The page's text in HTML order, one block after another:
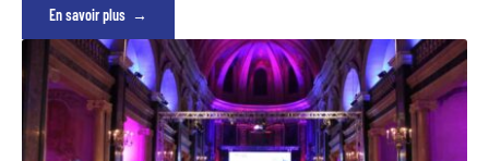
En savoir plus